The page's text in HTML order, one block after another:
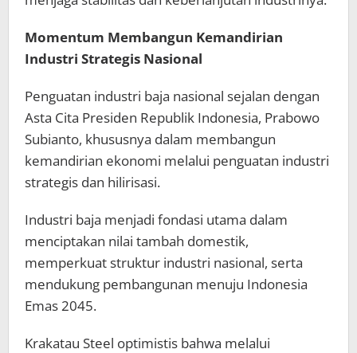
Momentum Membangun Kemandirian
Industri Strategis Nasional
Penguatan industri baja nasional sejalan dengan
Asta Cita Presiden Republik Indonesia, Prabowo
Subianto, khususnya dalam membangun
kemandirian ekonomi melalui penguatan industri
strategis dan hilirisasi.
Industri baja menjadi fondasi utama dalam
menciptakan nilai tambah domestik,
memperkuat struktur industri nasional, serta
mendukung pembangunan menuju Indonesia
Emas 2045.
Krakatau Steel optimistis bahwa melalui